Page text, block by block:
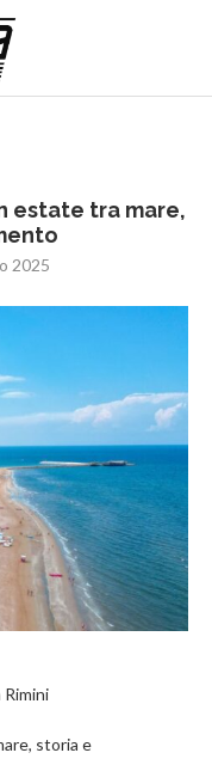
estate tra mare,
2025
storia e